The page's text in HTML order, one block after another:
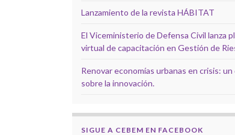
Lanzamiento de la revista HÁBITAT
El Viceministerio de Defensa Civil lanza
virtual de capacitación en Gestión de
Renovar economías urbanas en crisis:
sobre la innovación.
SIGUE A CEBEM EN FACEBOOK